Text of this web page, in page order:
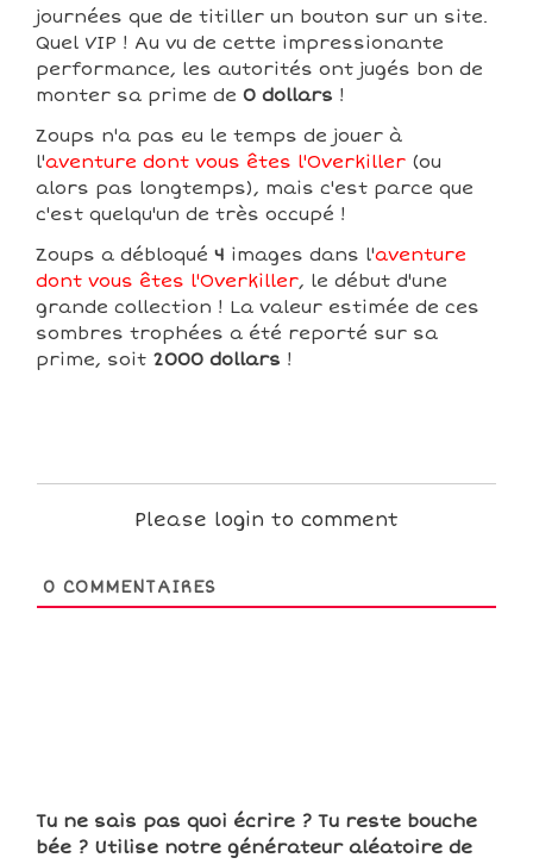
journées que de titiller un bouton sur un site.
Quel VIP ! Au vu de cette impressionante
performance, les autorités ont jugés bon de
monter sa prime de 0 dollars !
Zoups n'a pas eu le temps de jouer à
l'aventure dont vous êtes l'Overkiller (ou
alors pas longtemps), mais c'est parce que
c'est quelqu'un de très occupé !
Zoups a débloqué 4 images dans l'aventure
dont vous êtes l'Overkiller, le début d'une
grande collection ! La valeur estimée de ces
sombres trophées a été reporté sur sa
prime, soit 2000 dollars !
Please login to comment
0 COMMENTAIRES
Tu ne sais pas quoi écrire ? Tu reste bouche
bée ? Utilise notre générateur aléatoire de